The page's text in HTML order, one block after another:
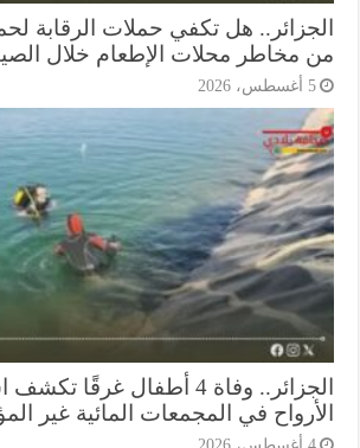
هل تكفي حملات الرقابة لحماية
مخاطر محلات الإطعام خلال الصيف؟
الجزائر.. وفاة 4 أطفال غرقًا تكشف
في المجمعات المائية غير المؤمنة